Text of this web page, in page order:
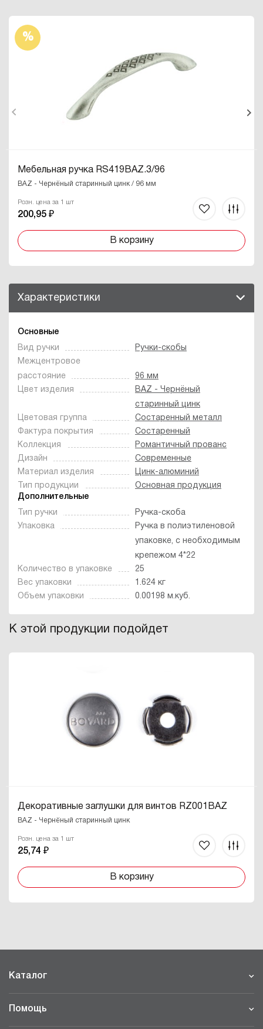
%
Мебельная ручка RS419BAZ.3/96
BAZ - Чернёный старинный цинк / 96 мм
Розн. цена за 1 шт
200,95 ₽
В корзину
Характеристики
Основные
Вид ручки
Ручки-скобы
Межцентровое
расстояние
96 мм
Цвет изделия
BAZ - Чернёный
старинный цинк
Цветовая группа
Состаренный металл
Фактура покрытия
Состаренный
Коллекция
Романтичный прованс
Дизайн
Современные
Материал изделия
Цинк-алюминий
Тип продукции
Основная продукция
Дополнительные
Тип ручки
Ручка-скоба
Упаковка
Ручка в полиэтиленовой
упаковке, с необходимым
крепежом 4*22
Количество в упаковке
25
Вес упаковки
1.624 кг
Объем упаковки
0.00198 м.куб.
К этой продукции подойдет
Декоративные заглушки для винтов RZ001BAZ
BAZ - Чернёный старинный цинк
Розн. цена за 1 шт
25,74 ₽
В корзину
Каталог
Помощь